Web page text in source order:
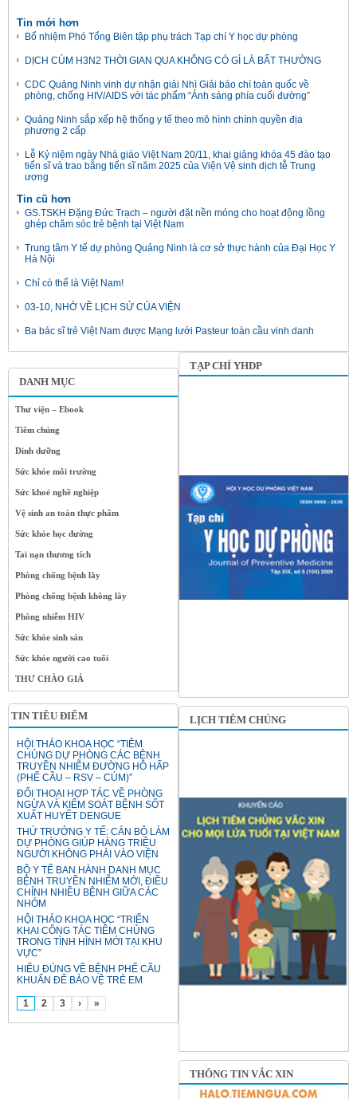
DANH MỤC
Thư viện – Ebook
Tiêm chủng
Dinh dưỡng
Sức khỏe môi trường
Sức khoẻ nghề nghiệp
Vệ sinh an toàn thực phẩm
Sức khỏe học đường
Tai nạn thương tích
Phòng chống bệnh lây
Phòng chống bệnh không lây
Phòng nhiễm HIV
Sức khỏe sinh sản
Sức khỏe người cao tuổi
THƯ CHÀO GIÁ
TIN TIÊU ĐIỂM
HỘI THẢO KHOA HỌC “TIÊM
CHỦNG DỰ PHÒNG CÁC BỆNH
TRUYỀN NHIỄM ĐƯỜNG HÔ HẤP
(PHẾ CẦU – RSV – CÚM)”
ĐỐI THOẠI HỢP TÁC VỀ PHÒNG
NGỪA VÀ KIỂM SOÁT BỆNH SỐT
XUẤT HUYẾT DENGUE
THỨ TRƯỞNG Y TẾ: CÁN BỘ LÀM
DỰ PHÒNG GIÚP HÀNG TRIỆU
NGƯỜI KHÔNG PHẢI VÀO VIỆN
BỘ Y TẾ BAN HÀNH DANH MỤC
BỆNH TRUYỀN NHIỄM MỚI, ĐIỀU
CHỈNH NHIỀU BỆNH GIỮA CÁC
NHÓM
HỘI THẢO KHOA HỌC “TRIỂN
KHAI CÔNG TÁC TIÊM CHỦNG
TRONG TÌNH HÌNH MỚI TẠI KHU
VỰC”
HIỂU ĐÚNG VỀ BỆNH PHẾ CẦU
KHUẨN ĐỂ BẢO VỆ TRẺ EM
1 2 3 › »
Tin mới hơn
Bổ nhiệm Phó Tổng Biên tập phụ trách Tạp chí Y học dự phòng
DỊCH CÚM H3N2 THỜI GIAN QUA KHÔNG CÓ GÌ LÀ BẤT THƯỜNG
CDC Quảng Ninh vinh dự nhận giải Nhì Giải báo chí toàn quốc về
phòng, chống HIV/AIDS với tác phẩm “Ánh sáng phía cuối đường”
Quảng Ninh sắp xếp hệ thống y tế theo mô hình chính quyền địa
phương 2 cấp
Lễ Kỷ niệm ngày Nhà giáo Việt Nam 20/11, khai giảng khóa 45 đào tạo
tiến sĩ và trao bằng tiến sĩ năm 2025 của Viện Vệ sinh dịch tễ Trung
ương
Tin cũ hơn
GS.TSKH Đặng Đức Trạch – người đặt nền móng cho hoạt động lồng
ghép chăm sóc trẻ bệnh tại Việt Nam
Trung tâm Y tế dự phòng Quảng Ninh là cơ sở thực hành của Đại Học Y
Hà Nội
Chỉ có thể là Việt Nam!
03-10, NHỚ VỀ LỊCH SỬ CỦA VIỆN
Ba bác sĩ trẻ Việt Nam được Mạng lưới Pasteur toàn cầu vinh danh
TẠP CHÍ YHDP
LỊCH TIÊM CHỦNG
THÔNG TIN VẮC XIN